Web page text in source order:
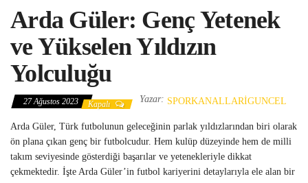
Arda Güler: Genç Yetenek
ve Yükselen Yıldızın
Yolculuğu
27 Ağustos 2023 Kapalı Yazar: SPORKANALLARIGUNCEL
Arda Güler, Türk futbolunun geleceğinin parlak yıldızlarından biri olarak
ön plana çıkan genç bir futbolcudur. Hem kulüp düzeyinde hem de milli
takım seviyesinde gösterdiği başarılar ve yetenekleriyle dikkat
çekmektedir. İşte Arda Güler’in futbol kariyerini detaylarıyla ele alan bir